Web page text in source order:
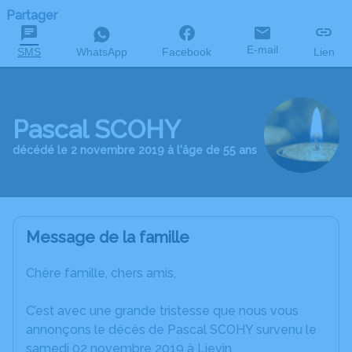
Partager
SMS WhatsApp Facebook E-mail Lien
Pascal SCOHY
décédé le 2 novembre 2019 à l'âge de 55 ans
Message de la famille
Chère famille, chers amis,
C’est avec une grande tristesse que nous vous
annonçons le décès de Pascal SCOHY survenu le
samedi 02 novembre 2019 à Lievin.